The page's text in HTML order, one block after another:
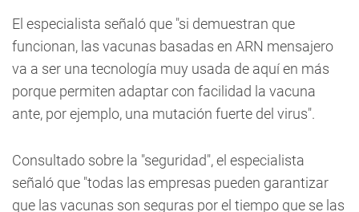
El especialista señaló que "si demuestran que
funcionan, las vacunas basadas en ARN mensajero
va a ser una tecnología muy usada de aquí en más
porque permiten adaptar con facilidad la vacuna
ante, por ejemplo, una mutación fuerte del virus".
Consultado sobre la "seguridad", el especialista
señaló que "todas las empresas pueden garantizar
que las vacunas son seguras por el tiempo que se las